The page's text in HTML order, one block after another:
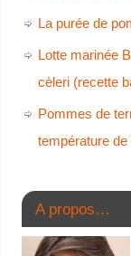
La purée de
Lotte marinée
cèleri (recette
Pommes de
température
A propos…